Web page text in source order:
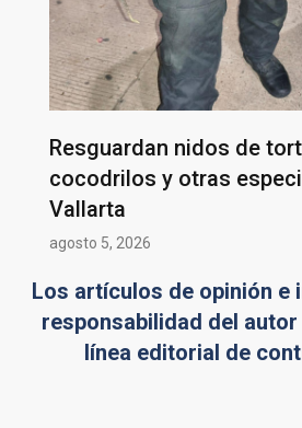
Resguardan nidos de
cocodrilos y otras
Vallarta
agosto 5, 2026
Los artículos de opinión e
responsabilidad del
línea editorial de